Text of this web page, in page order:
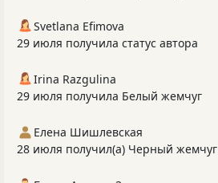
Svetlana Efimova
29 июля получила статус автора
Irina Razgulina
29 июля получила Белый жемчуг
Елена Шишлевская
28 июля получил(а) Черный жемчуг